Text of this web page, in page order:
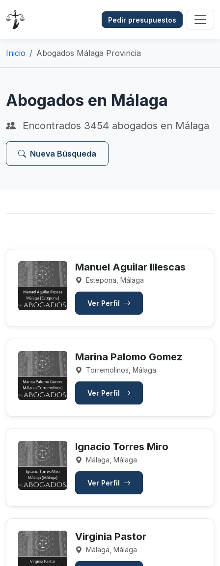
Pedir presupuestos
Inicio Abogados Málaga Provincia
Abogados en Málaga
Encontrados 3454 abogados en Málaga
Nueva Búsqueda
Manuel Aguilar Illescas
Estepona, Málaga
Ver Perfil
Marina Palomo Gomez
Torremolinos, Málaga
Ver Perfil
Ignacio Torres Miro
Málaga, Málaga
Ver Perfil
Virginia Pastor
Málaga, Málaga